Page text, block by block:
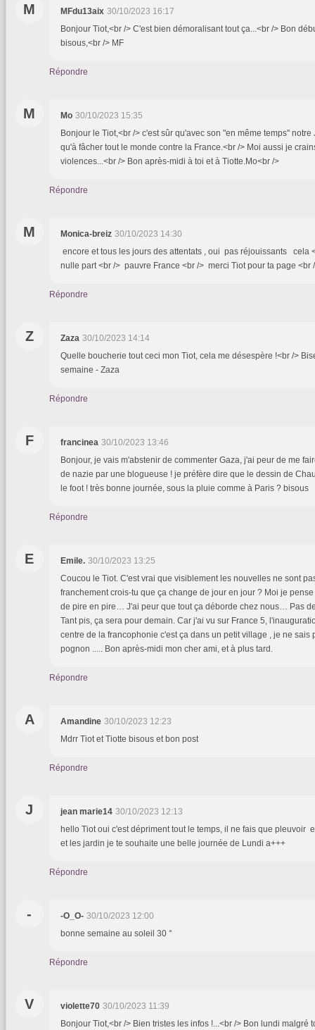
M MFdu13aix 30/10/2023 16:17
Bonjour Tiot,<br /> C'est bien démoralisant tout ça...<br /> Bon
bisous,<br /> MF
Répondre
M Mo 30/10/2023 15:35
Bonjour le Tiot,<br /> c'est sûr qu'avec son "en même temps"
qu'à fâcher tout le monde contre la France.<br /> Moi aussi je
violences...<br /> Bon après-midi à toi et à Tiotte.Mo<br />
Répondre
M Monica-breiz 30/10/2023 14:30
encore et tous les jours des attentats , oui pas réjouissants cela
nulle part <br /> pauvre France <br /> merci Tiot pour ta page
Répondre
Z Zaza 30/10/2023 14:14
Quelle boucherie tout ceci mon Tiot, cela me désespère !<br />
semaine - Zaza
Répondre
F francinea 30/10/2023 13:46
Bonjour, je vais m'abstenir de commenter Gaza, j'ai peur de me
de nazie par une blogueuse ! je préfère dire que le dessin de
le foot ! très bonne journée, sous la pluie comme à Paris ? bisous
Répondre
E Emile. 30/10/2023 13:25
Coucou le Tiot. C'est vrai que visiblement les nouvelles ne sont
franchement crois-tu que ça change de jour en jour ? Moi je
de pire en pire… J'ai peur que tout ça déborde chez nous… Pas
Tant pis, ça sera pour demain. Car j'ai vu sur France 5,
centre de la francophonie c'est ça dans un petit village , je ne sais
pognon ..... Bon après-midi mon cher ami, et à plus tard.
Répondre
A Amandine 30/10/2023 12:23
Mdrr Tiot et Tiotte bisous et bon post
Répondre
J jean marie14 30/10/2023 12:13
hello Tiot oui c'est dépriment tout le temps, il ne fais que pleuvoir
et les jardin je te souhaite une belle journée de Lundi a+++
Répondre
- -O_O- 30/10/2023 12:00
bonne semaine au soleil 30 °
Répondre
V violette70 30/10/2023 11:39
Bonjour Tiot,<br /> Bien tristes les infos !...<br /> Bon lundi malgré